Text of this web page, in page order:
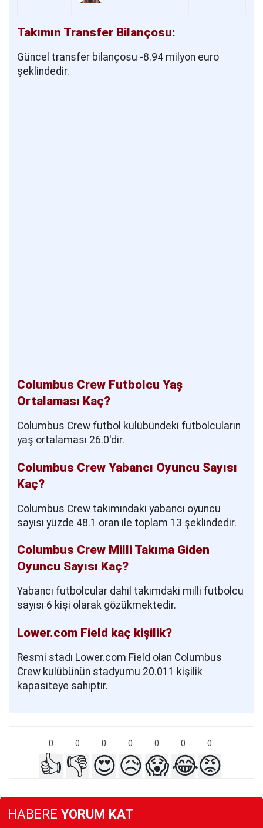
Takımın Transfer Bilançosu:
Güncel transfer bilançosu -8.94 milyon euro
şeklindedir.
Columbus Crew Futbolcu Yaş
Ortalaması Kaç?
Columbus Crew futbol kulübündeki futbolcuların
yaş ortalaması 26.0'dir.
Columbus Crew Yabancı Oyuncu Sayısı
Kaç?
Columbus Crew takımındaki yabancı oyuncu
sayısı yüzde 48.1 oran ile toplam 13 şeklindedir.
Columbus Crew Milli Takıma Giden
Oyuncu Sayısı Kaç?
Yabancı futbolcular dahil takımdaki milli futbolcu
sayısı 6 kişi olarak gözükmektedir.
Lower.com Field kaç kişilik?
Resmi stadı Lower.com Field olan Columbus
Crew kulübünün stadyumu 20.011 kişilik
kapasiteye sahiptir.
0 0 0 0 0 0 0
👍 👎 😍😥😱😂😡
HABERE YORUM KAT